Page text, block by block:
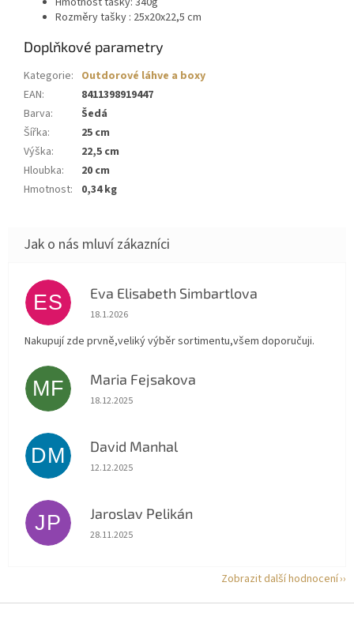
Rozměry tašky : 25x20x22,5 cm
Doplňkové parametry
Kategorie: Outdorové láhve a boxy
EAN:
8411398919447
Barva:
Šedá
Šířka:
25 cm
Výška:
22,5 cm
Hloubka:
20 cm
Hmotnost: 0,34 kg
ES Eva Elisabeth Simbartlova
Hodnocení obchodu je 5 z 5 hvězdiček.
18.1.2026
Nakupují zde prvně,veliký výběr sortimentu,všem doporučuji.
MF Maria Fejsakova
Hodnocení obchodu je 5 z 5 hvězdiček.
18.12.2025
DM David Manhal
Hodnocení obchodu je 5 z 5 hvězdiček.
12.12.2025
JP Jaroslav Pelikán
Hodnocení obchodu je 5 z 5 hvězdiček.
28.11.2025
Zobrazit další hodnocení